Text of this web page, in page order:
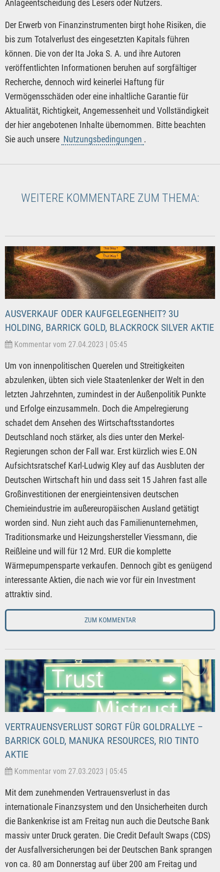
Anlageentscheidung des Lesers oder Nutzers.
Der Erwerb von Finanzinstrumenten birgt hohe Risiken, die
bis zum Totalverlust des eingesetzten Kapitals führen
können. Die von der Ita Joka S. A. und ihre Autoren
veröffentlichten Informationen beruhen auf sorgfältiger
Recherche, dennoch wird keinerlei Haftung für
Vermögensschäden oder eine inhaltliche Garantie für
Aktualität, Richtigkeit, Angemessenheit und Vollständigkeit
der hier angebotenen Inhalte übernommen. Bitte beachten
Sie auch unsere Nutzungsbedingungen .
WEITERE KOMMENTARE ZUM THEMA:
AUSVERKAUF ODER KAUFGELEGENHEIT? 3U
HOLDING, BARRICK GOLD, BLACKROCK SILVER AKTIE
Kommentar vom 27.04.2023 | 05:45
Um von innenpolitischen Querelen und Streitigkeiten
abzulenken, übten sich viele Staatenlenker der Welt in den
letzten Jahrzehnten, zumindest in der Außenpolitik Punkte
und Erfolge einzusammeln. Doch die Ampelregierung
schadet dem Ansehen des Wirtschaftsstandortes
Deutschland noch stärker, als dies unter den Merkel-
Regierungen schon der Fall war. Erst kürzlich wies E.ON
Aufsichtsratschef Karl-Ludwig Kley auf das Ausbluten der
Deutschen Wirtschaft hin und dass seit 15 Jahren fast alle
Großinvestitionen der energieintensiven deutschen
Chemieindustrie im außereuropäischen Ausland getätigt
worden sind. Nun zieht auch das Familienunternehmen,
Traditionsmarke und Heizungshersteller Viessmann, die
Reißleine und will für 12 Mrd. EUR die komplette
Wärmepumpensparte verkaufen. Dennoch gibt es genügend
interessante Aktien, die nach wie vor für ein Investment
attraktiv sind.
ZUM KOMMENTAR
VERTRAUENSVERLUST SORGT FÜR GOLDRALLYE –
BARRICK GOLD, MANUKA RESOURCES, RIO TINTO
AKTIE
Kommentar vom 27.03.2023 | 05:45
Mit dem zunehmenden Vertrauensverlust in das
internationale Finanzsystem und den Unsicherheiten durch
die Bankenkrise ist am Freitag nun auch die Deutsche Bank
massiv unter Druck geraten. Die Credit Default Swaps (CDS)
der Ausfallversicherungen bei der Deutschen Bank sprangen
von ca. 80 am Donnerstag auf über 200 am Freitag und